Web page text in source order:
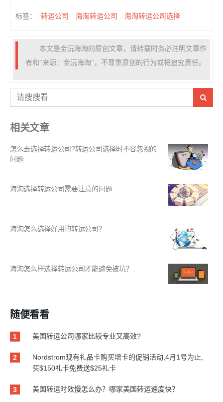
标签： 转运公司 海淘转运公司 海淘转运公司选择
本文是金沅海淘的原创文章，请转载时务必注明文章作
者和"来源：金沅海淘"，不尊重原创的行为或将追究责任。
相关文章
怎么去选择转运公司?转运公司选择时不容忽视的
问题
海淘选择转运公司需要注意的问题
海淘怎么选择好用的转运公司？
海淘怎么样选择转运公司才能避免被坑？
随便看看
1 美国转运公司哪家比较专业又高效?
2
Nordstrom现有礼品卡购买增卡的促销活动,4月1号为止,
买$150礼卡免费送$25礼卡
3 美国转运时效慢怎么办？哪家美国转运速度快？